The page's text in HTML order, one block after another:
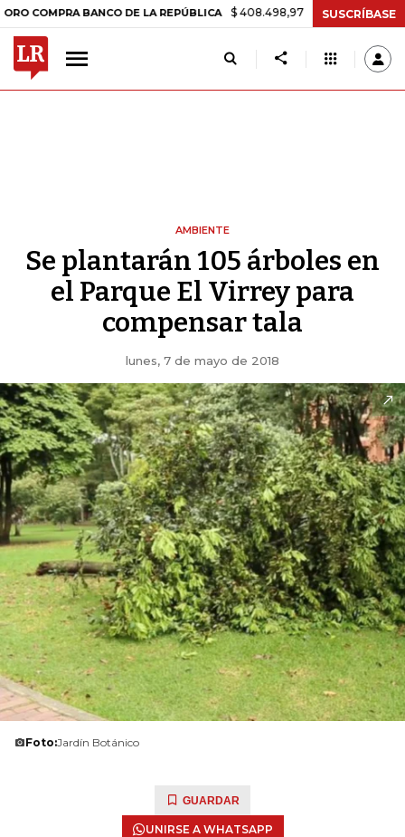
BANCO DE LA REPÚBLICA $ 408.498,97 +$ 8.753,81 +2,19%
SUSCRÍBASE
AMBIENTE
Se plantarán 105 árboles en
el Parque El Virrey para
compensar tala
lunes, 7 de mayo de 2018
Foto:Jardín Botánico
GUARDAR
UNIRSE A WHATSAPP